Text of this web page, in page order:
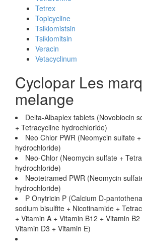
Tetrex
Topicycline
Tsiklomistsin
Tsiklomitsin
Veracin
Vetacyclinum
Cyclopar Les
melange
Delta-Albaplex tablets (Novobiocin
+ Tetracycline hydrochloride)
Neo Chlor PWR (Neomycin sulfate
hydrochloride)
Neo-Chlor (Neomycin sulfate +
hydrochloride)
Neotetramed PWR (Neomycin
hydrochloride)
P Onytricin P (Calcium D-
sodium bisulfite + Nicotinamide +
+ Vitamin A + Vitamin B12 + Vitamin
Vitamin D3 + Vitamin E)